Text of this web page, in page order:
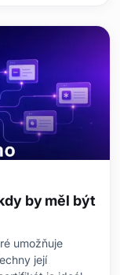
by měl být
umožňuje
její